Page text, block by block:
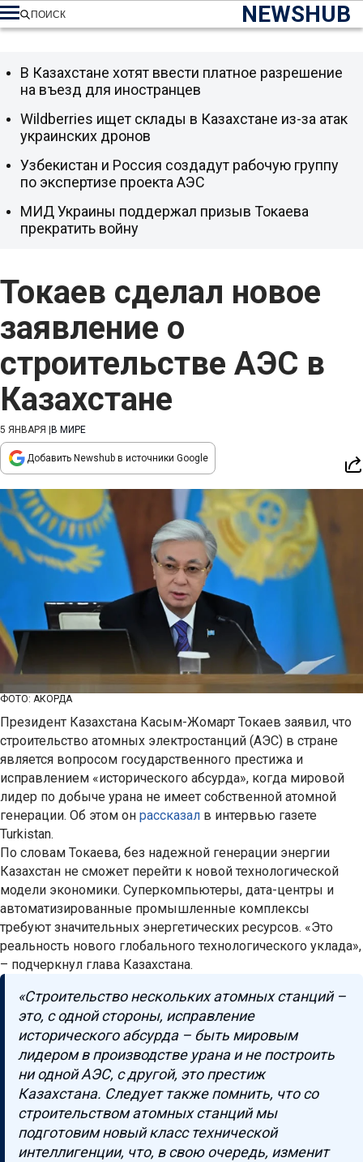
NEWSHUB
ПОИСК
Токаев сделал новое
заявление о
строительстве АЭС в
Казахстане
5 ЯНВАРЯ В МИРЕ
Добавить Newshub в источники Google
ФОТО: АКОРДА
Президент Казахстана Касым-Жомарт Токаев заявил, что
строительство атомных электростанций (АЭС) в стране
является вопросом государственного престижа и
исправлением «исторического абсурда», когда мировой
лидер по добыче урана не имеет собственной атомной
генерации. Об этом он рассказал в интервью газете
Turkistan.
По словам Токаева, без надежной генерации энергии
Казахстан не сможет перейти к новой технологической
модели экономики. Суперкомпьютеры, дата-центры и
автоматизированные промышленные комплексы
требуют значительных энергетических ресурсов. «Это
реальность нового глобального технологического уклада»,
– подчеркнул глава Казахстана.
«Строительство нескольких атомных станций –
это, с одной стороны, исправление
исторического абсурда – быть мировым
лидером в производстве урана и не построить
ни одной АЭС, с другой, это престиж
Казахстана. Следует также помнить, что со
строительством атомных станций мы
подготовим новый класс технической
интеллигенции, что, в свою очередь, изменит
В Казахстане хотят ввести платное разрешение
на въезд для иностранцев
Wildberries ищет склады в Казахстане из-за атак
украинских дронов
Узбекистан и Россия создадут рабочую группу
по экспертизе проекта АЭС
МИД Украины поддержал призыв Токаева
прекратить войну